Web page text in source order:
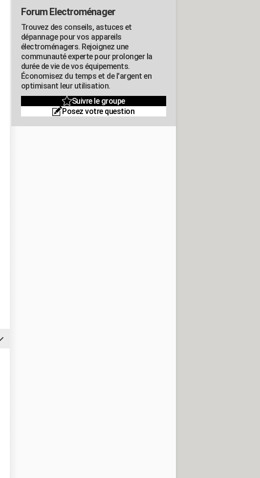
Forum Electroménager
Trouvez des conseils, astuces et
dépannage pour vos appareils
électroménagers. Rejoignez une
communauté experte pour prolonger la
durée de vie de vos équipements.
Économisez du temps et de l'argent en
optimisant leur utilisation.
Suivre le groupe
Posez votre question